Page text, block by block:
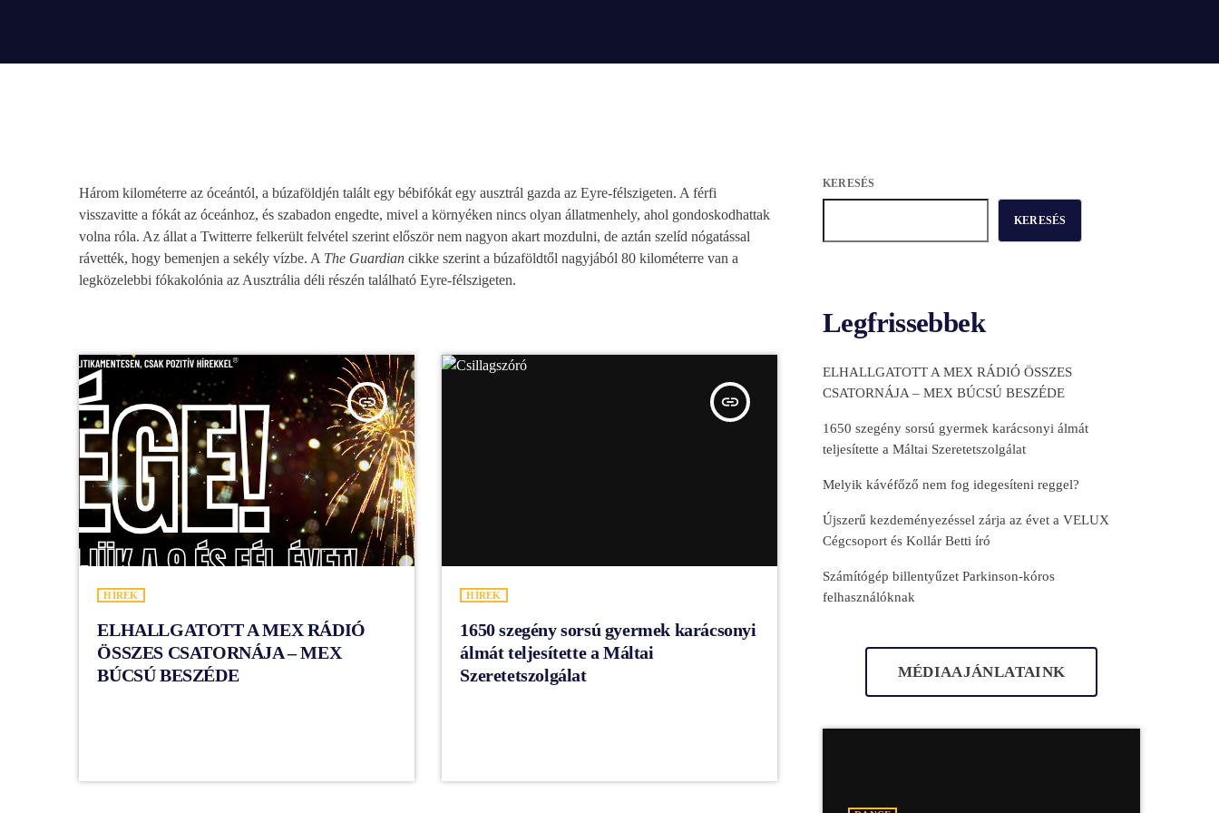
Három kilométerre az óceántól, a búzaföldjén talált egy bébifókát egy ausztrál gazda az Eyre-félszigeten. A férfi
visszavitte a fókát az óceánhoz, és szabadon engedte, mivel a környéken nincs olyan állatmenhely, ahol gondoskodhattak
volna róla. Az állat a Twitterre felkerült felvétel szerint először nem nagyon akart mozdulni, de aztán szelíd nógatással
rávették, hogy bemenjen a sekély vízbe. A The Guardian cikke szerint a búzaföldtől nagyjából 80 kilométerre van a
legközelebbi fókakolónia az Ausztrália déli részén található Eyre-félszigeten.
insert_link
HÍREK
ELHALLGATOTT A MEX RÁDIÓ
ÖSSZES CSATORNÁJA – MEX
BÚCSÚ BESZÉDE
insert_link
HÍREK
1650 szegény sorsú gyermek karácsonyi
álmát teljesítette a Máltai
Szeretetszolgálat
KERESÉS
KERESÉS
Legfrissebbek
ELHALLGATOTT A MEX RÁDIÓ ÖSSZES
CSATORNÁJA – MEX BÚCSÚ BESZÉDE
1650 szegény sorsú gyermek karácsonyi álmát
teljesítette a Máltai Szeretetszolgálat
Melyik kávéfőző nem fog idegesíteni reggel?
Újszerű kezdeményezéssel zárja az évet a VELUX
Cégcsoport és Kollár Betti író
Számítógép billentyűzet Parkinson-kóros
felhasználóknak
MÉDIAAJÁNLATAINK